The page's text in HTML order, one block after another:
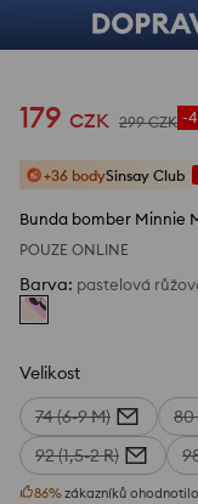
179 CZK 299 CZK -
+36 bodySinsay Club
Bunda bomber Minnie
POUZE ONLINE
Barva: pastelová
Velikost
74 (6-9 M) 80
92 (1,5-2 R)
86%zákazníků